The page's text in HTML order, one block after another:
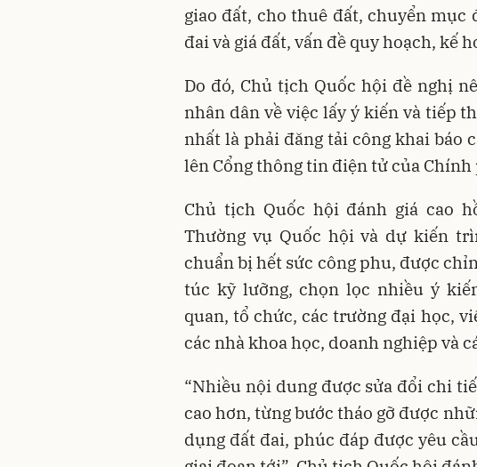
giao đất, cho thuê đất, chuyển
đai và giá đất, vấn đề quy hoạch, kế
Do đó, Chủ tịch Quốc hội đề nghị
nhân dân về việc lấy ý kiến và tiếp
nhất là phải đăng tải công khai báo
lên Cổng thông tin điện tử của Chính
Chủ tịch Quốc hội đánh giá cao
Thường vụ Quốc hội và dự kiến
chuẩn bị hết sức công phu, được
túc kỹ lưỡng, chọn lọc nhiều ý
quan, tổ chức, các trường đại học,
các nhà khoa học, doanh nghiệp và
“Nhiều nội dung được sửa đổi chi
cao hơn, từng bước tháo gỡ được
dụng đất đai, phúc đáp được yêu